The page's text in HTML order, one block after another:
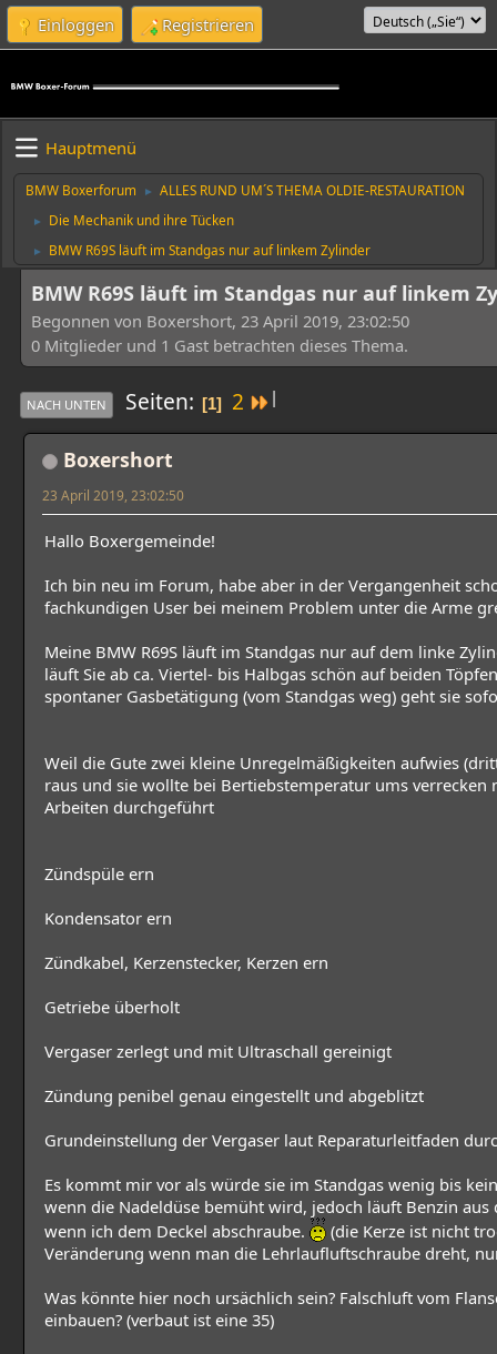
Einloggen Registrieren
Hauptmenü
BMW Boxerforum ► ALLES RUND UM´S THEMA OLDIE-RESTAURATION
► Die Mechanik und ihre Tücken
► BMW R69S läuft im Standgas nur auf linkem Zylinder
BMW R69S läuft im Standgas nur auf linkem
Begonnen von Boxershort, 23 April 2019, 23:02:50
0 Mitglieder und 1 Gast betrachten dieses Thema.
|
NACH UNTEN Seiten 1 2
Boxershort
23 April 2019, 23:02:50
Hallo Boxergemeinde!
Ich bin neu im Forum, habe aber in der Vergangenheit
fachkundigen User bei meinem Problem unter die Arme
Meine BMW R69S läuft im Standgas nur auf dem linke
läuft Sie ab ca. Viertel- bis Halbgas schön auf beiden
spontaner Gasbetätigung (vom Standgas weg) geht sie
Weil die Gute zwei kleine Unregelmäßigkeiten aufwies
raus und sie wollte bei Bertiebstemperatur ums
Arbeiten durchgeführt
Zündspüle ern
Kondensator ern
Zündkabel, Kerzenstecker, Kerzen ern
Getriebe überholt
Vergaser zerlegt und mit Ultraschall gereinigt
Zündung penibel genau eingestellt und abgeblitzt
Grundeinstellung der Vergaser laut Reparaturleitfaden
Es kommt mir vor als würde sie im Standgas wenig bis
wenn die Nadeldüse bemüht wird, jedoch läuft Benzin
wenn ich dem Deckel abschraube.
(die Kerze ist nicht
Veränderung wenn man die Lehrlaufluftschraube dreht,
Was könnte hier noch ursächlich sein? Falschluft vom
einbauen? (verbaut ist eine 35)